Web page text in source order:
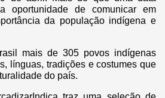
oportunidade de comunicar em
da população indígena e
mais de 305 povos indígenas
línguas, tradições e costumes que
do país.